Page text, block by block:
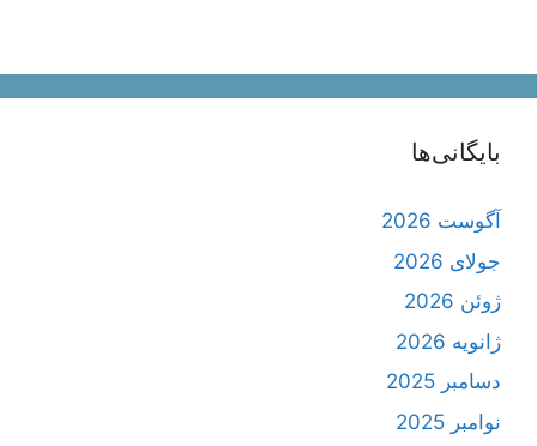
بایگانی‌ها
آگوست 2026
جولای 2026
ژوئن 2026
ژانویه 2026
دسامبر 2025
نوامبر 2025